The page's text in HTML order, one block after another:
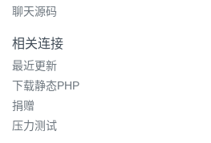
聊天源码
相关连接
最近更新
下载静态PHP
捐赠
压力测试